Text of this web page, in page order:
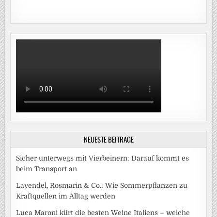
NEUESTE BEITRÄGE
Sicher unterwegs mit Vierbeinern: Darauf kommt es
beim Transport an
Lavendel, Rosmarin & Co.: Wie Sommerpflanzen zu
Kraftquellen im Alltag werden
Luca Maroni kürt die besten Weine Italiens – welche